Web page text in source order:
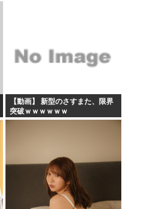
【動画】 新型のさすまた、限界
突破ｗｗｗｗｗｗ